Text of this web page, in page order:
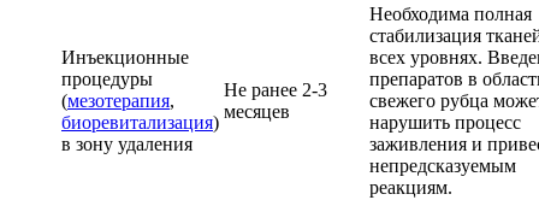
Инъекционные
процедуры
(мезотерапия,
биоревитализация)
в зону удаления
Не ранее 2-3
месяцев
Необходима полная
стабилизация
всех уровнях.
препаратов в
свежего рубца
нарушить процесс
заживления и
непредсказуемым
реакциям.